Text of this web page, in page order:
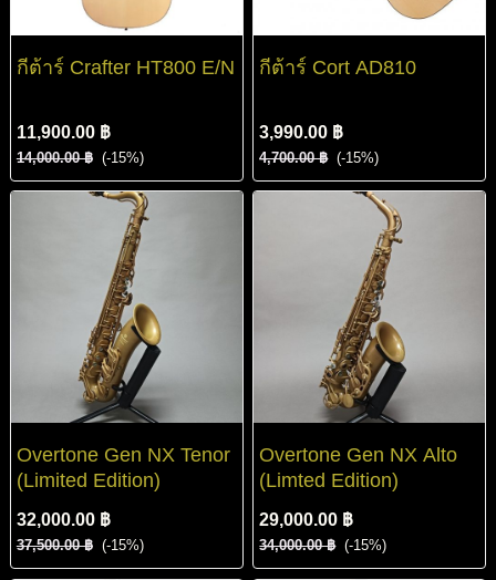
กีต้าร์ Crafter HT800 E/N
11,900.00 ฿
14,000.00 ฿ (-15%)
กีต้าร์ Cort AD810
3,990.00 ฿
4,700.00 ฿ (-15%)
Overtone Gen NX Tenor
(Limited Edition)
32,000.00 ฿
37,500.00 ฿ (-15%)
Overtone Gen NX Alto
(Limted Edition)
29,000.00 ฿
34,000.00 ฿ (-15%)